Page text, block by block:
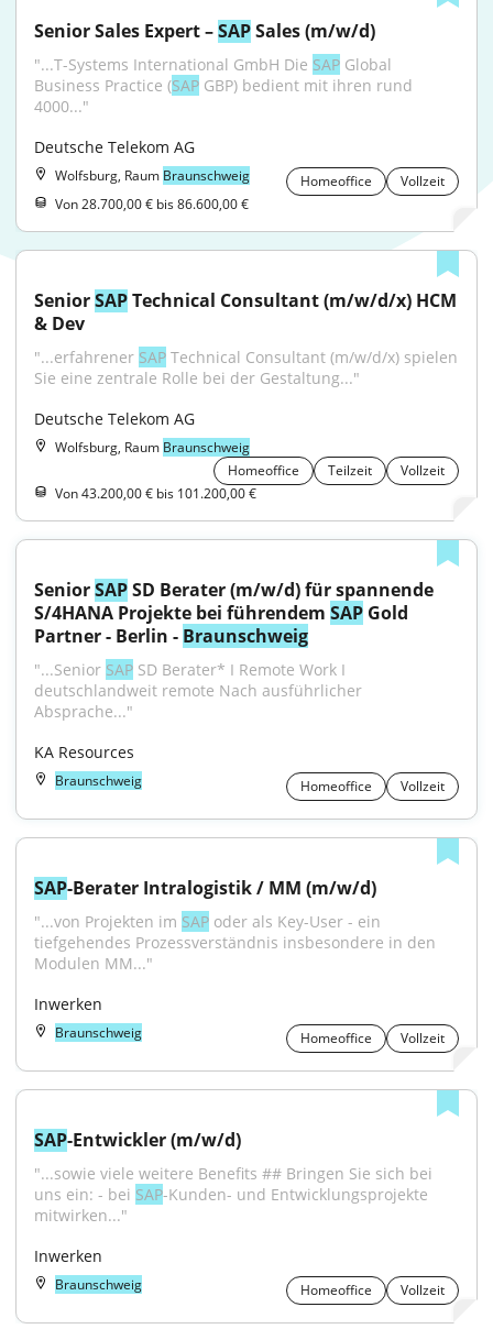
Senior Sales Expert – SAP Sales (m/w/d)
"...T-Systems International GmbH Die SAP Global
Business Practice (SAP GBP) bedient mit ihren rund
4000..."
Deutsche Telekom AG
Wolfsburg, Raum Braunschweig Homeoffice
Vollzeit
Von 28.700,00 € bis 86.600,00 €
Senior SAP Technical Consultant (m/w/d/x) HCM
& Dev
"...erfahrener SAP Technical Consultant (m/w/d/x) spielen
Sie eine zentrale Rolle bei der Gestaltung..."
Deutsche Telekom AG
Wolfsburg, Raum Braunschweig
Homeoffice
Teilzeit
Vollzeit
Von 43.200,00 € bis 101.200,00 €
Senior SAP SD Berater (m/w/d) für spannende
S/4HANA Projekte bei führendem SAP Gold
Partner - Berlin - Braunschweig
"...Senior SAP SD Berater* I Remote Work I
deutschlandweit remote Nach ausführlicher
Absprache..."
KA Resources
Braunschweig Homeoffice Vollzeit
SAP-Berater Intralogistik / MM (m/w/d)
"...von Projekten im SAP oder als Key-User - ein
tiefgehendes Prozessverständnis insbesondere in den
Modulen MM..."
Inwerken
Braunschweig Homeoffice Vollzeit
SAP-Entwickler (m/w/d)
"...sowie viele weitere Benefits ## Bringen Sie sich bei
uns ein: - bei SAP-Kunden- und Entwicklungsprojekte
mitwirken..."
Inwerken
Braunschweig Homeoffice Vollzeit